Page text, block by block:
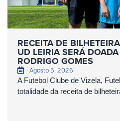
RECEITA DE
UD LEIRIA SERÁ
RODRIGO GOMES
Agosto 5, 2026
A Futebol Clube de Vizela,
totalidade da receita de